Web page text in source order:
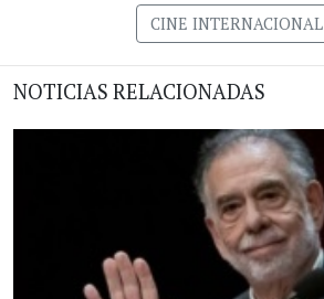
CINE INTERNACIONAL
NOTICIAS RELACIONADAS